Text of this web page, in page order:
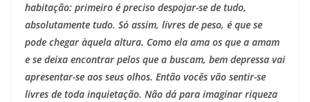
habitação: primeiro é preciso despojar-se de tudo,
absolutamente tudo. Só assim, livres de peso, é que se
pode chegar àquela altura. Como ela ama os que a amam
e se deixa encontrar pelos que a buscam, bem depressa vai
apresentar-se aos seus olhos. Então vocês vão sentir-se
livres de toda inquietação. Não dá para imaginar riqueza